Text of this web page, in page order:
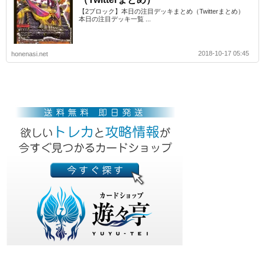
【2ブロック】本日の注目デッキまとめ（Twitterまとめ）
本日の注目デッキ一覧 ...
honenasi.net 2018-10-17 05:45